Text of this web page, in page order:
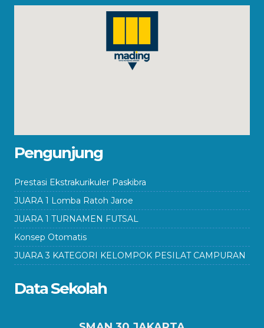
Pengunjung
Prestasi Ekstrakurikuler Paskibra
JUARA 1 Lomba Ratoh Jaroe
JUARA 1 TURNAMEN FUTSAL
Konsep Otomatis
JUARA 3 KATEGORI KELOMPOK PESILAT CAMPURAN
Data Sekolah